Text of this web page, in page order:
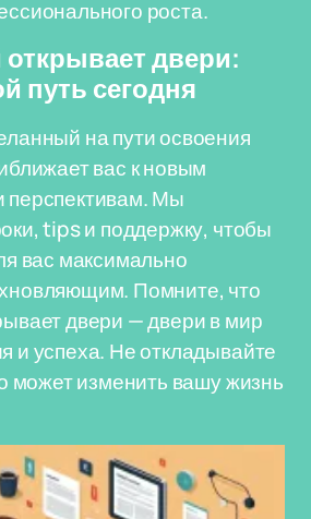
роста.
открывает двери:
путь сегодня
на пути освоения
вас к новым
перспективам. Мы
tips и поддержку, чтобы
вас максимально
Помните, что
двери — двери в мир
и успеха. Не откладывайте
может изменить вашу жизнь